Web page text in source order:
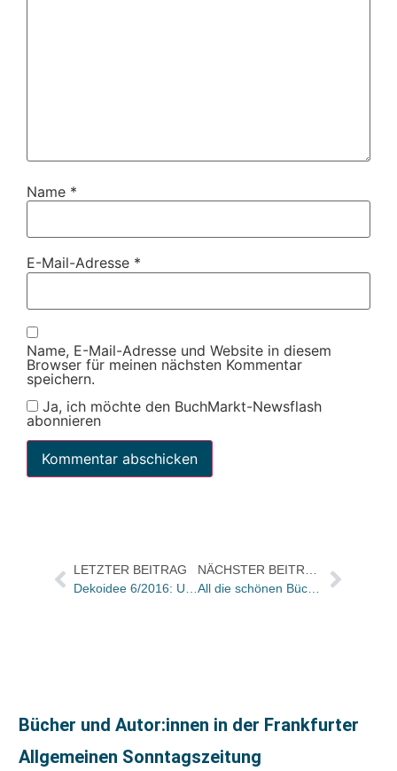
Name *
E-Mail-Adresse *
Name, E-Mail-Adresse und Website in diesem
Browser für meinen nächsten Kommentar
speichern.
Ja, ich möchte den BuchMarkt-Newsflash
abonnieren
LETZTER BEITRAG
Dekoidee 6/2016: Urban Sketching
NÄCHSTER BEITRAG
All die schönen Bücher… Ellen Pomikalkos Lieblingsbücher, Heft 6/2016
Bücher und Autor:innen in der Frankfurter
Allgemeinen Sonntagszeitung